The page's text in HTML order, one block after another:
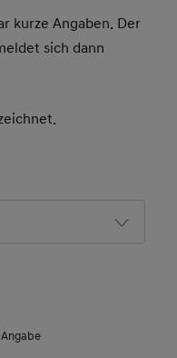
kurze Angaben. Der
sich dann